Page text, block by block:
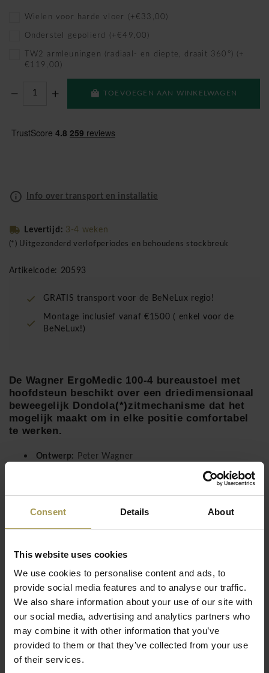
Consent Details About
This website uses cookies
We use cookies to personalise content and ads, to
provide social media features and to analyse our traffic.
We also share information about your use of our site with
our social media, advertising and analytics partners who
may combine it with other information that you’ve
provided to them or that they’ve collected from your use
of their services.
Wielen voor harde vloer (+€33,00)
Onderstel gepolierd (+€49,00)
TW2 armleuningen (radiaal- en diepte, draait 360°) (+
€119,00)
TOEVOEGEN AAN WINKELWAGEN
Info over transport en installatie
Levertijd: 3-4 weken
(*) Uitgezonderd verlofperiodes en behoudens stockbreuk
Artikelcode: 20593
GRATIS transport voor de BeNeLux regio!
Montage inclusief vanaf €1500 ( enkel voor de
BeNeLux!)
De Wagner ErgoMedic 100-4 bureaustoel met
hoofdsteun beschikt over een driedimensionaal
beweegelijk Dondola(*)zitmechanisme dat het
mogelijk maakt om in elke positie comfortabel
te werken.
Ontwerp:
Peter Wagner
Kunststof, onderstel in aluminium zwart of
Normen/test:
EN 1335, LGA/GS
Technische eigenschappen:Hoge rugleuning in de
instelling, Dondola ®-gebaseerde zitvlak en rugleuning(3
dimensionaal zitvlak en rugleuning), Puntsynchroon
mechanisme met veerkracht instelling, Design-voetkruis
in zwart nylon of optioneel in gepolijst aluminium,
armleuning in hoogte, diepte en breedte verstelbaar (via
clipsluiting)